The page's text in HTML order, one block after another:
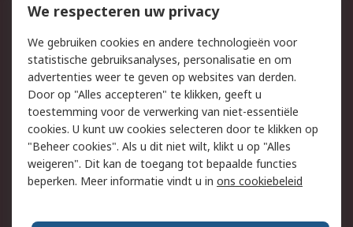
Bestellen
Inkoopoplossingen
Track & Trace
Wettelijk
Cookiebeleid
Email veiligheid
Privacybeleid
Websitevoorwaarden
Algemene
verkoopvoorwaarden
We respecteren uw privacy
We gebruiken cookies en andere technologieën voor
statistische gebruiksanalyses, personalisatie en om
advertenties weer te geven op websites van derden.
Door op "Alles accepteren" te klikken, geeft u
toestemming voor de verwerking van niet-essentiële
cookies. U kunt uw cookies selecteren door te klikken op
"Beheer cookies". Als u dit niet wilt, klikt u op "Alles
weigeren". Dit kan de toegang tot bepaalde functies
beperken. Meer informatie vindt u in ons cookiebeleid